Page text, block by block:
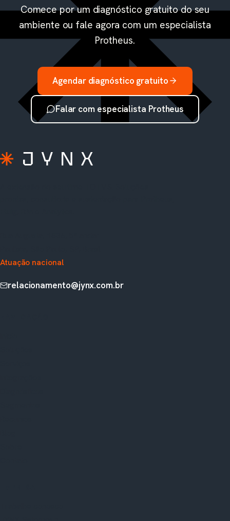
Comece por um diagnóstico gratuito do seu
ambiente ou fale agora com um especialista
Protheus.
Agendar diagnóstico gratuito
Falar com especialista Protheus
Atuação nacional
relacionamento@jynx.com.br